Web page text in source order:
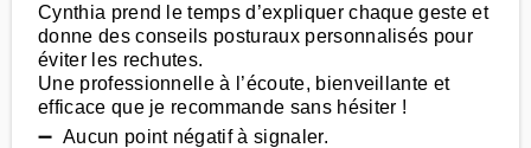
Cynthia prend le temps d’expliquer chaque geste et
donne des conseils posturaux personnalisés pour
éviter les rechutes.
Une professionnelle à l’écoute, bienveillante et
efficace que je recommande sans hésiter !
➖ Aucun point négatif à signaler.